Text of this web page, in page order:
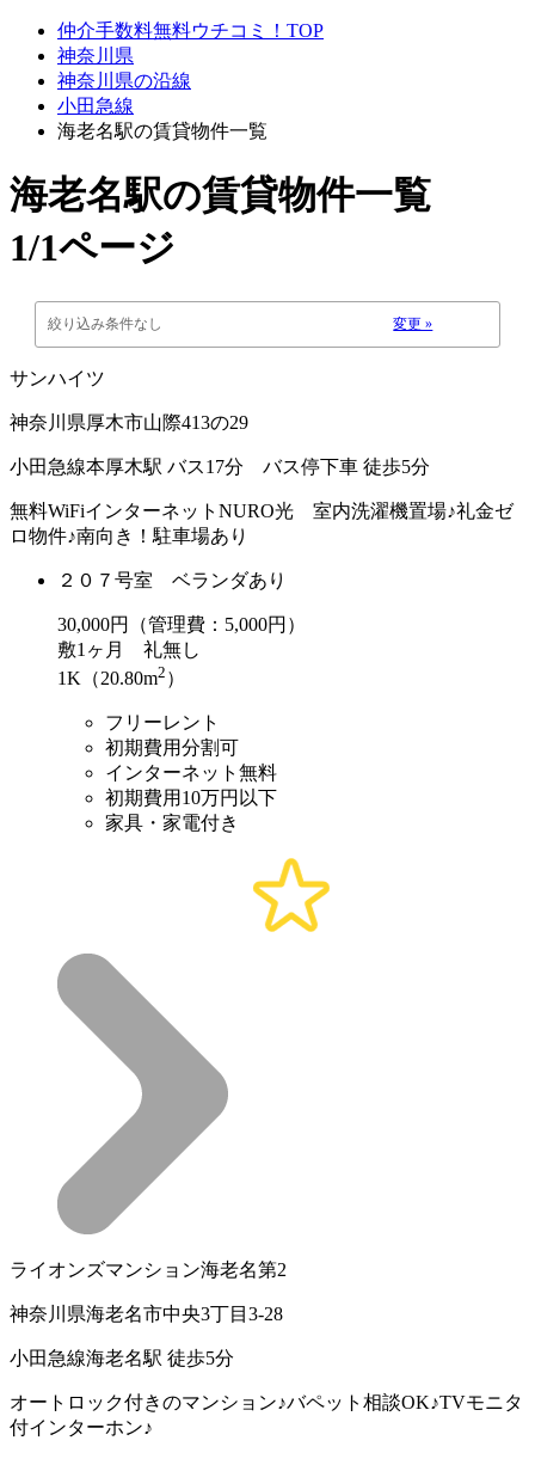
仲介手数料無料ウチコミ！TOP
神奈川県
神奈川県の沿線
小田急線
海老名駅の賃貸物件一覧
海老名駅の賃貸物件一覧
1/1ページ
絞り込み条件なし 変更 »
サンハイツ
神奈川県厚木市山際413の29
小田急線本厚木駅 バス17分 バス停下車 徒歩5分
無料WiFiインターネットNURO光 室内洗濯機置場♪礼金ゼ
ロ物件♪南向き！駐車場あり
２０７号室 ベランダあり
30,000円（管理費：5,000円）
敷1ヶ月 礼無し
1K（20.80m2 ）
フリーレント
初期費用分割可
インターネット無料
初期費用10万円以下
家具・家電付き
ライオンズマンション海老名第2
神奈川県海老名市中央3丁目3-28
小田急線海老名駅 徒歩5分
オートロック付きのマンション♪バペット相談OK♪TVモニタ
付インターホン♪